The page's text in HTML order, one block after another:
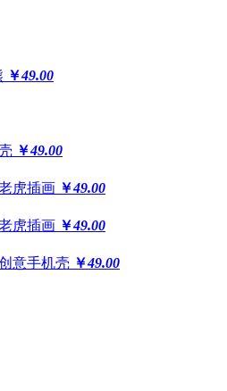
￥49.00
￥49.00
虎插画 ￥49.00
虎插画 ￥49.00
意手机壳 ￥49.00